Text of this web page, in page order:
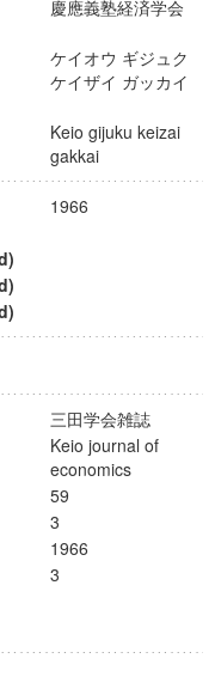
慶應義塾経済学会
ケイオウ ギジュク
ケイザイ ガッカイ
Keio gijuku keizai
gakkai
1966
三田学会雑誌
Keio journal of
economics
59
3
1966
3